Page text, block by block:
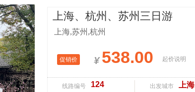
上海、杭州、苏州三日游
上海,苏州,杭州
¥ 538.00 起价说明
促销价
线路编号 124 出发城市 上海